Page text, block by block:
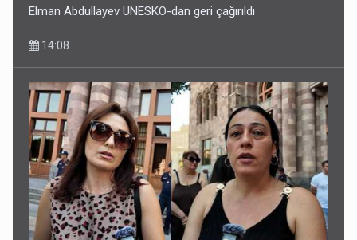
Elman Abdullayev UNESKO-dan geri çağırıldı
14:08